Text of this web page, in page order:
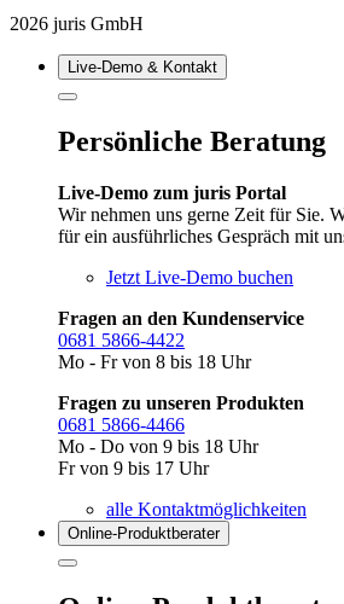
2026 juris GmbH
Live‑Demo & Kontakt
Persönliche Beratung
Live-Demo zum juris Portal
Wir nehmen uns gerne Zeit für Sie.
für ein ausführliches Gespräch mit
Jetzt Live-Demo buchen
Fragen an den Kundenservice
0681 5866-4422
Mo - Fr von 8 bis 18 Uhr
Fragen zu unseren Produkten
0681 5866-4466
Mo - Do von 9 bis 18 Uhr
Fr von 9 bis 17 Uhr
alle Kontaktmöglichkeiten
Online-Produkt­berater